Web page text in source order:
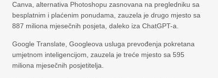
Canva, alternativa Photoshopu zasnovana na pregledniku sa
besplatnim i plaćenim ponudama, zauzela je drugo mjesto sa
887 miliona mjesečnih posjeta, daleko iza ChatGPT-a.
Google Translate, Googleova usluga prevođenja pokretana
umjetnom inteligencijom, zauzela je treće mjesto sa 595
miliona mjesečnih posjetitelja.